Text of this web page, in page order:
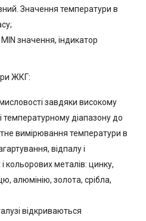
Значення температури в
значення, індикатор
ЖКГ:
завдяки високому
температурному діапазону до
вимірювання температури в
відпалу і
кольорових металів: цинку,
алюмінію, золота, срібла,
відкриваються